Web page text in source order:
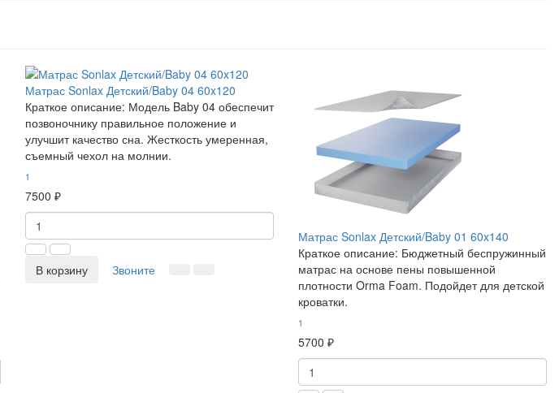
Матрас Sonlax Детский/Baby 04 60x120
Краткое описание: Модель Baby 04 обеспечит
позвоночнику правильное положение и
улучшит качество сна. Жесткость умеренная,
съемный чехол на молнии.
1
7500 ₽
В корзину Звоните
Матрас Sonlax Детский/Baby 01 60x140
Краткое описание: Бюджетный беспружинный
матрас на основе пены повышенной
плотности Orma Foam. Подойдет для детской
кроватки.
1
5700 ₽